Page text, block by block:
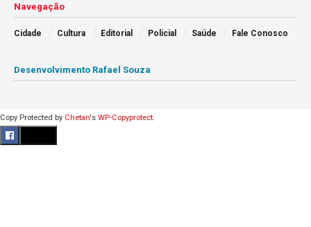
Navegação
Cidade Cultura Editorial Policial Saúde Fale Conosco
Desenvolvimento Rafael Souza
Copy Protected by Chetan's WP-Copyprotect.